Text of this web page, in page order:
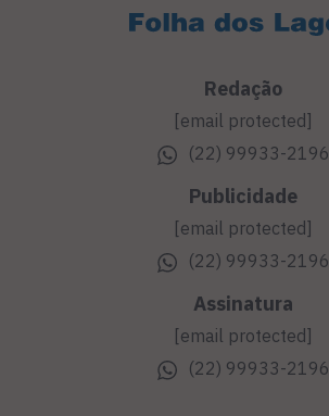
Redação
[email protected]
(22) 99933-2196
Publicidade
[email protected]
(22) 99933-2196
Assinatura
[email protected]
(22) 99933-2196